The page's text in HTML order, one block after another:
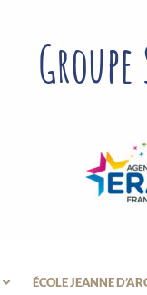
ÉCOLE JEANNE